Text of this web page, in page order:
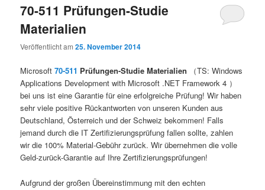
70-511 Prüfungen-Studie
Materialien
Veröffentlicht am25. November 2014
Microsoft70-511 Prüfungen-Studie Materialien （TS: Windows
Applications Development with Microsoft .NET Framework 4 ）
bei uns ist eine Garantie für eine erfolgreiche Prüfung! Wir haben
sehr viele positive Rückantworten von unseren Kunden aus
Deutschland, Österreich und der Schweiz bekommen! Falls
jemand durch die IT Zertifizierungsprüfung fallen sollte, zahlen
wir die 100% Material-Gebühr zurück. Wir übernehmen die volle
Geld-zurück-Garantie auf Ihre Zertifizierungsprüfungen!
Aufgrund der großen Übereinstimmung mit den echten